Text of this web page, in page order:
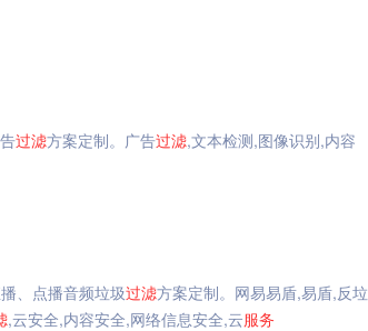
过滤方案定制。广告过滤,文本检测,图像识别,内容
、点播音频垃圾过滤方案定制。网易易盾,易盾,反垃
,云安全,内容安全,网络信息安全,云服务